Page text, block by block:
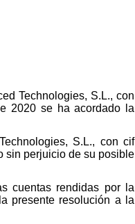
Technologies, S.L., con
2020 se ha acordado la
S.L., con cif
sin perjuicio de su posible
cuentas rendidas por la
presente resolución a la